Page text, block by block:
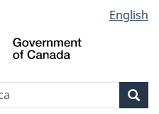
au
contenu
propos
de
la
HTML
simplifiée
English